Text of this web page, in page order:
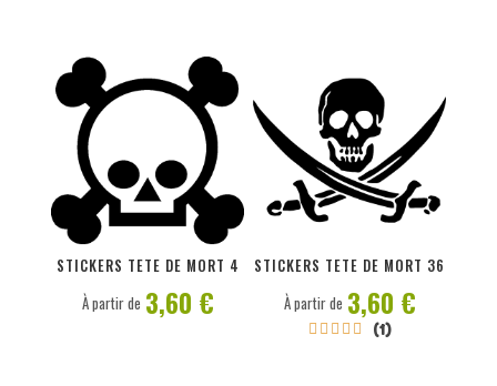
STICKERS TETE DE MORT 4
À partir de 3,60 €
STICKERS TETE DE MORT 36
     (1)
À partir de 3,60 €